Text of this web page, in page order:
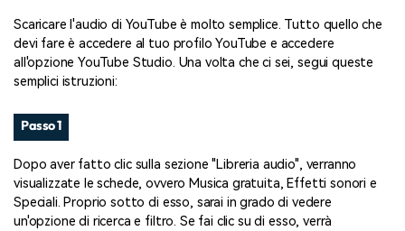
Scaricare l'audio di YouTube è molto semplice. Tutto quello che
devi fare è accedere al tuo profilo YouTube e accedere
all'opzione YouTube Studio. Una volta che ci sei, segui queste
semplici istruzioni:
Passo 1
Dopo aver fatto clic sulla sezione "Libreria audio", verranno
visualizzate le schede, ovvero Musica gratuita, Effetti sonori e
Speciali. Proprio sotto di esso, sarai in grado di vedere
un'opzione di ricerca e filtro. Se fai clic su di esso, verrà